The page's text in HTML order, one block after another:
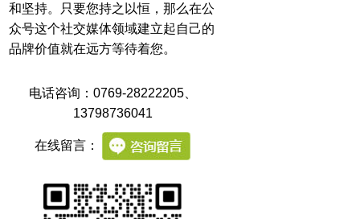
和坚持。只要您持之以恒，那么在公
众号这个社交媒体领域建立起自己的
品牌价值就在远方等待着您。
电话咨询：0769-28222205、
13798736041
在线留言：